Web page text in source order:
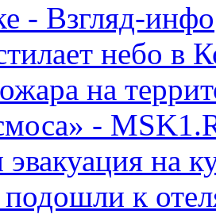
- Взгляд-инфо
небо в
на
-
на
к